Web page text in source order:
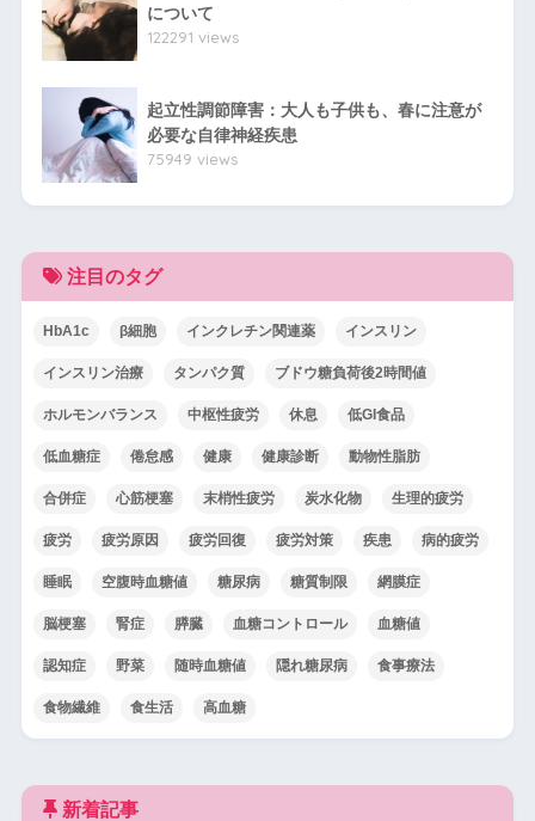
について
122291 views
起立性調節障害：大人も子供も、春に注意が
必要な自律神経疾患
75949 views
注目のタグ
HbA1c β細胞 インクレチン関連薬 インスリン
インスリン治療 タンパク質 ブドウ糖負荷後2時間値
ホルモンバランス 中枢性疲労 休息 低GI食品
低血糖症 倦怠感 健康 健康診断 動物性脂肪
合併症 心筋梗塞 末梢性疲労 炭水化物 生理的疲労
疲労 疲労原因 疲労回復 疲労対策 疾患 病的疲労
睡眠 空腹時血糖値 糖尿病 糖質制限 網膜症
脳梗塞 腎症 膵臓 血糖コントロール 血糖値
認知症 野菜 随時血糖値 隠れ糖尿病 食事療法
食物繊維 食生活 高血糖
新着記事